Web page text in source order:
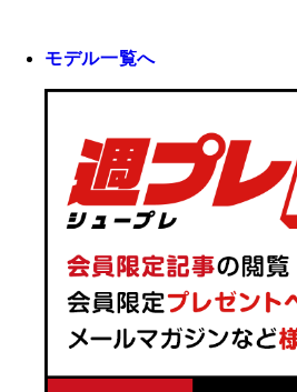
モデル一覧へ